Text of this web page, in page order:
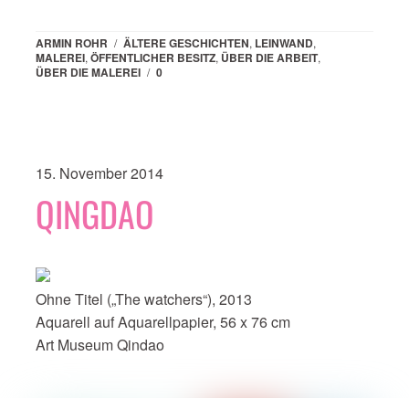
ARMIN ROHR / ÄLTERE GESCHICHTEN, LEINWAND,
MALEREI, ÖFFENTLICHER BESITZ, ÜBER DIE ARBEIT,
ÜBER DIE MALEREI / 0
15. November 2014
QINGDAO
Ohne Titel („The watchers“), 2013
Aquarell auf Aquarellpapier, 56 x 76 cm
Art Museum Qindao